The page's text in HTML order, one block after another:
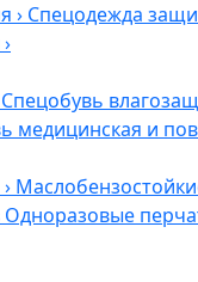
› Спецодежда
›
Спецобувь
медицинская и
›
Одноразовые